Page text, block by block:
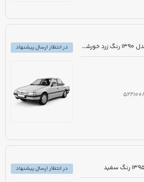
مزایده دولتی خودرو پژو روآ مدل 1390 رنگ زرد خورشیدی با نوار مشکی
در انتظار ارسال پیشنهاد
در انتظار ارسال پیشنهاد